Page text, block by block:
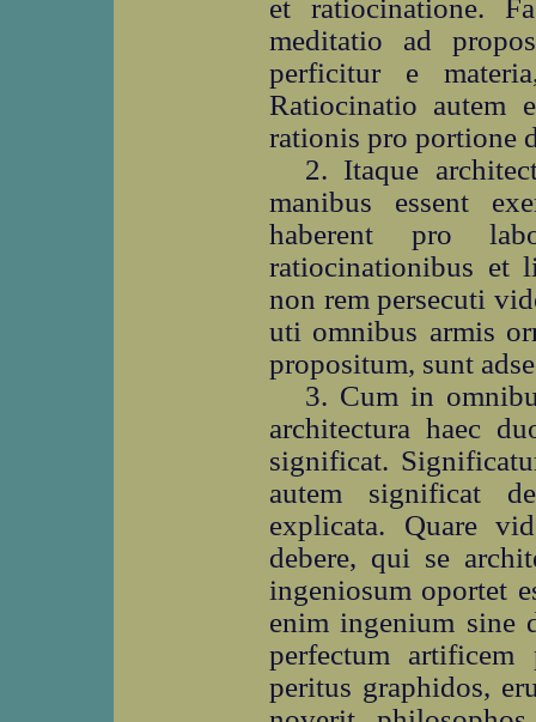
et ratiocinatione.
meditatio ad
perficitur e
Ratiocinatio autem
rationis pro portione
2. Itaque
manibus essent
haberent pro
ratiocinationibus et
non rem persecuti
uti omnibus armis
propositum, sunt
3. Cum in
architectura haec
significat.
autem significat
explicata. Quare
debere, qui se
ingeniosum oportet
enim ingenium sine
perfectum
peritus graphidos,